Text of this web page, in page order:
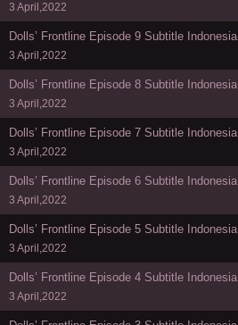
3 April,2022
Dolls’ Frontline Episode 9 Subtitle Indonesia
3 April,2022
Dolls’ Frontline Episode 8 Subtitle Indonesia
3 April,2022
Dolls’ Frontline Episode 7 Subtitle Indonesia
3 April,2022
Dolls’ Frontline Episode 6 Subtitle Indonesia
3 April,2022
Dolls’ Frontline Episode 5 Subtitle Indonesia
3 April,2022
Dolls’ Frontline Episode 4 Subtitle Indonesia
3 April,2022